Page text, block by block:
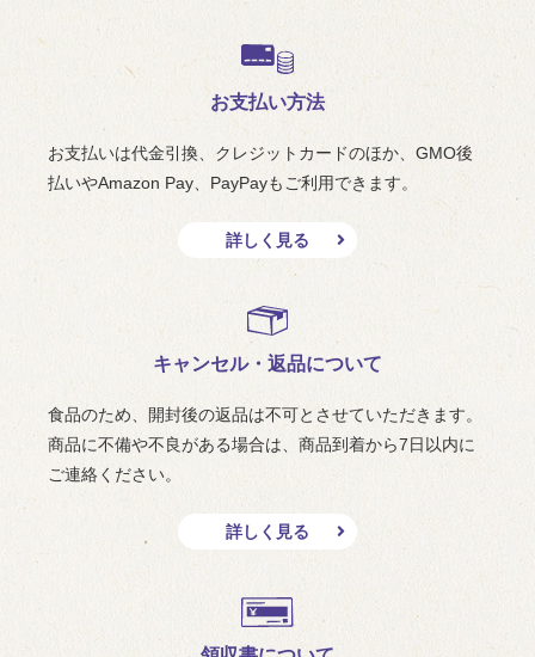
お支払い方法
お支払いは代金引換、クレジットカードのほか、GMO後
払いやAmazon Pay、PayPayもご利用できます。
詳しく見る
キャンセル・返品について
食品のため、開封後の返品は不可とさせていただきます。
商品に不備や不良がある場合は、商品到着から7日以内に
ご連絡ください。
詳しく見る